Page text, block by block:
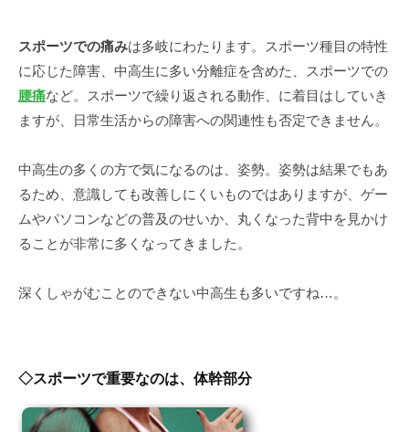
日
by
desk@toiee.jp
スポーツでの痛みは多岐にわたります。スポーツ種目の特性
に応じた障害、中高生に多い分離症を含めた、スポーツでの
腰痛など。スポーツで繰り返される動作、に着目はしていき
ますが、日常生活からの障害への関連性も否定できません。
中高生の多くの方で気になるのは、姿勢。姿勢は結果でもあ
るため、意識しても改善しにくいものではありますが、ゲー
ムやパソコンなどの普及のせいか、丸くなった背中を見かけ
ることが非常に多くなってきました。
深くしゃがむことのできない中高生も多いですね…。
◇スポーツで重要なのは、体幹部分